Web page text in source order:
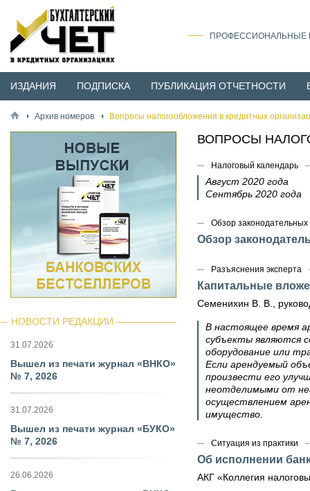
ПРОФЕССИОНАЛЬНЫЕ
ИЗДАНИЯ ПОДПИСКА ПУБЛИКАЦИЯ ОТЧЕТНОСТИ
Архив номеров Вопросы налогообложения в кредитных
ВОПРОСЫ
Налоговый календарь
Август 2020 года
Сентябрь 2020 года
Обзор
Обзор
Разъяснения эксперта
Капитальные
Семенихин В. В.,
В настоящее время
субъекты являются
оборудование или
Если арендуемый
произвести его
неотделимыми от
осуществлением
имущество.
Ситуация из практики
Об исполнении
АКГ «Коллегия
НОВОСТИ РЕДАКЦИИ
31.07.2026
Вышел из печати журнал «ВНКО»
№ 7, 2026
31.07.2026
Вышел из печати журнал «БУКО»
№ 7, 2026
26.06.2026